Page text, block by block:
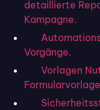
detaillierte
Kampagne.
Vorgänge.
Vorlagen